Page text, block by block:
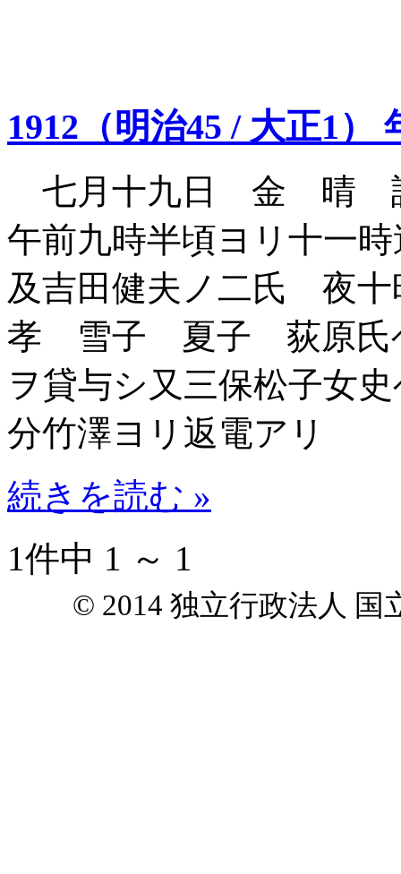
1912（明治45 / 大正1）
七月十九日 金 晴
午前九時半頃ヨリ十一
及吉田健夫ノ二氏 夜
孝 雪子 夏子 荻原氏
ヲ貸与シ又三保松子女
分竹澤ヨリ返電アリ
続きを読む »
1件中 1 ～ 1
© 2014 独立行政法人 国